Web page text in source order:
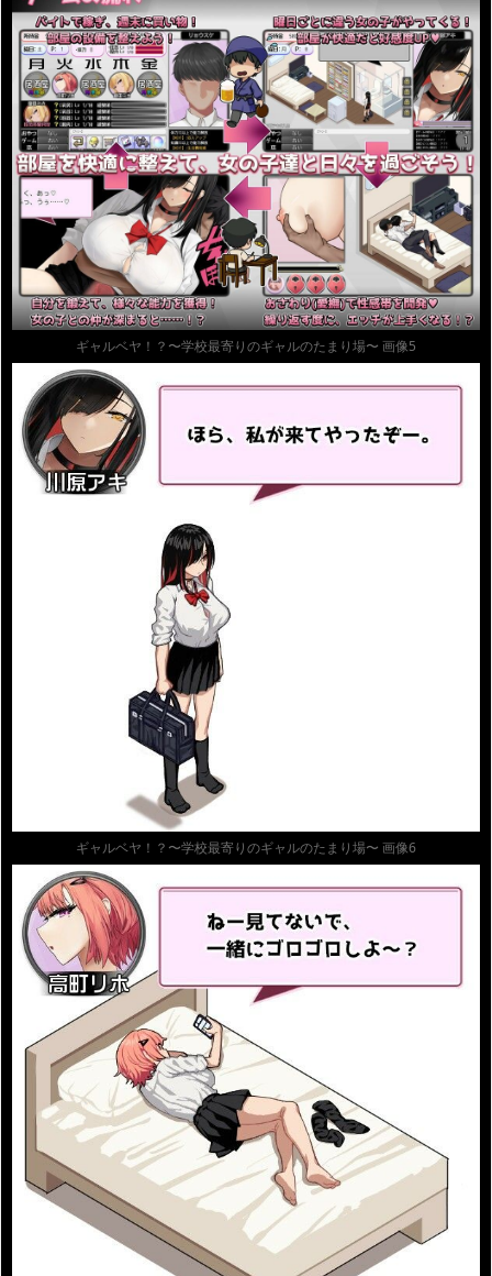
ギャルベヤ！？〜学校最寄りのギャルのたまり場〜 画像5
ギャルベヤ！？〜学校最寄りのギャルのたまり場〜 画像6